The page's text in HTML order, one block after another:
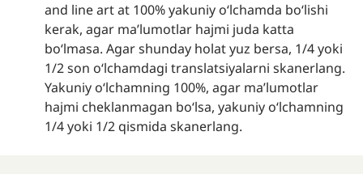
and line art at 100% yakuniy oʻlchamda boʻlishi
kerak, agar maʼlumotlar hajmi juda katta
boʻlmasa. Agar shunday holat yuz bersa, 1/4 yoki
1/2 son oʻlchamdagi translatsiyalarni skanerlang.
Yakuniy oʻlchamning 100%, agar maʼlumotlar
hajmi cheklanmagan boʻlsa, yakuniy oʻlchamning
1/4 yoki 1/2 qismida skanerlang.